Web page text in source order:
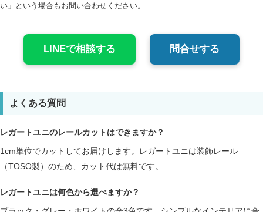
い」という場合もお問い合わせください。
LINEで相談する 問合せする
よくある質問
レガートユニのレールカットはできますか？
1cm単位でカットしてお届けします。レガートユニは装飾レール
（TOSO製）のため、カット代は無料です。
レガートユニは何色から選べますか？